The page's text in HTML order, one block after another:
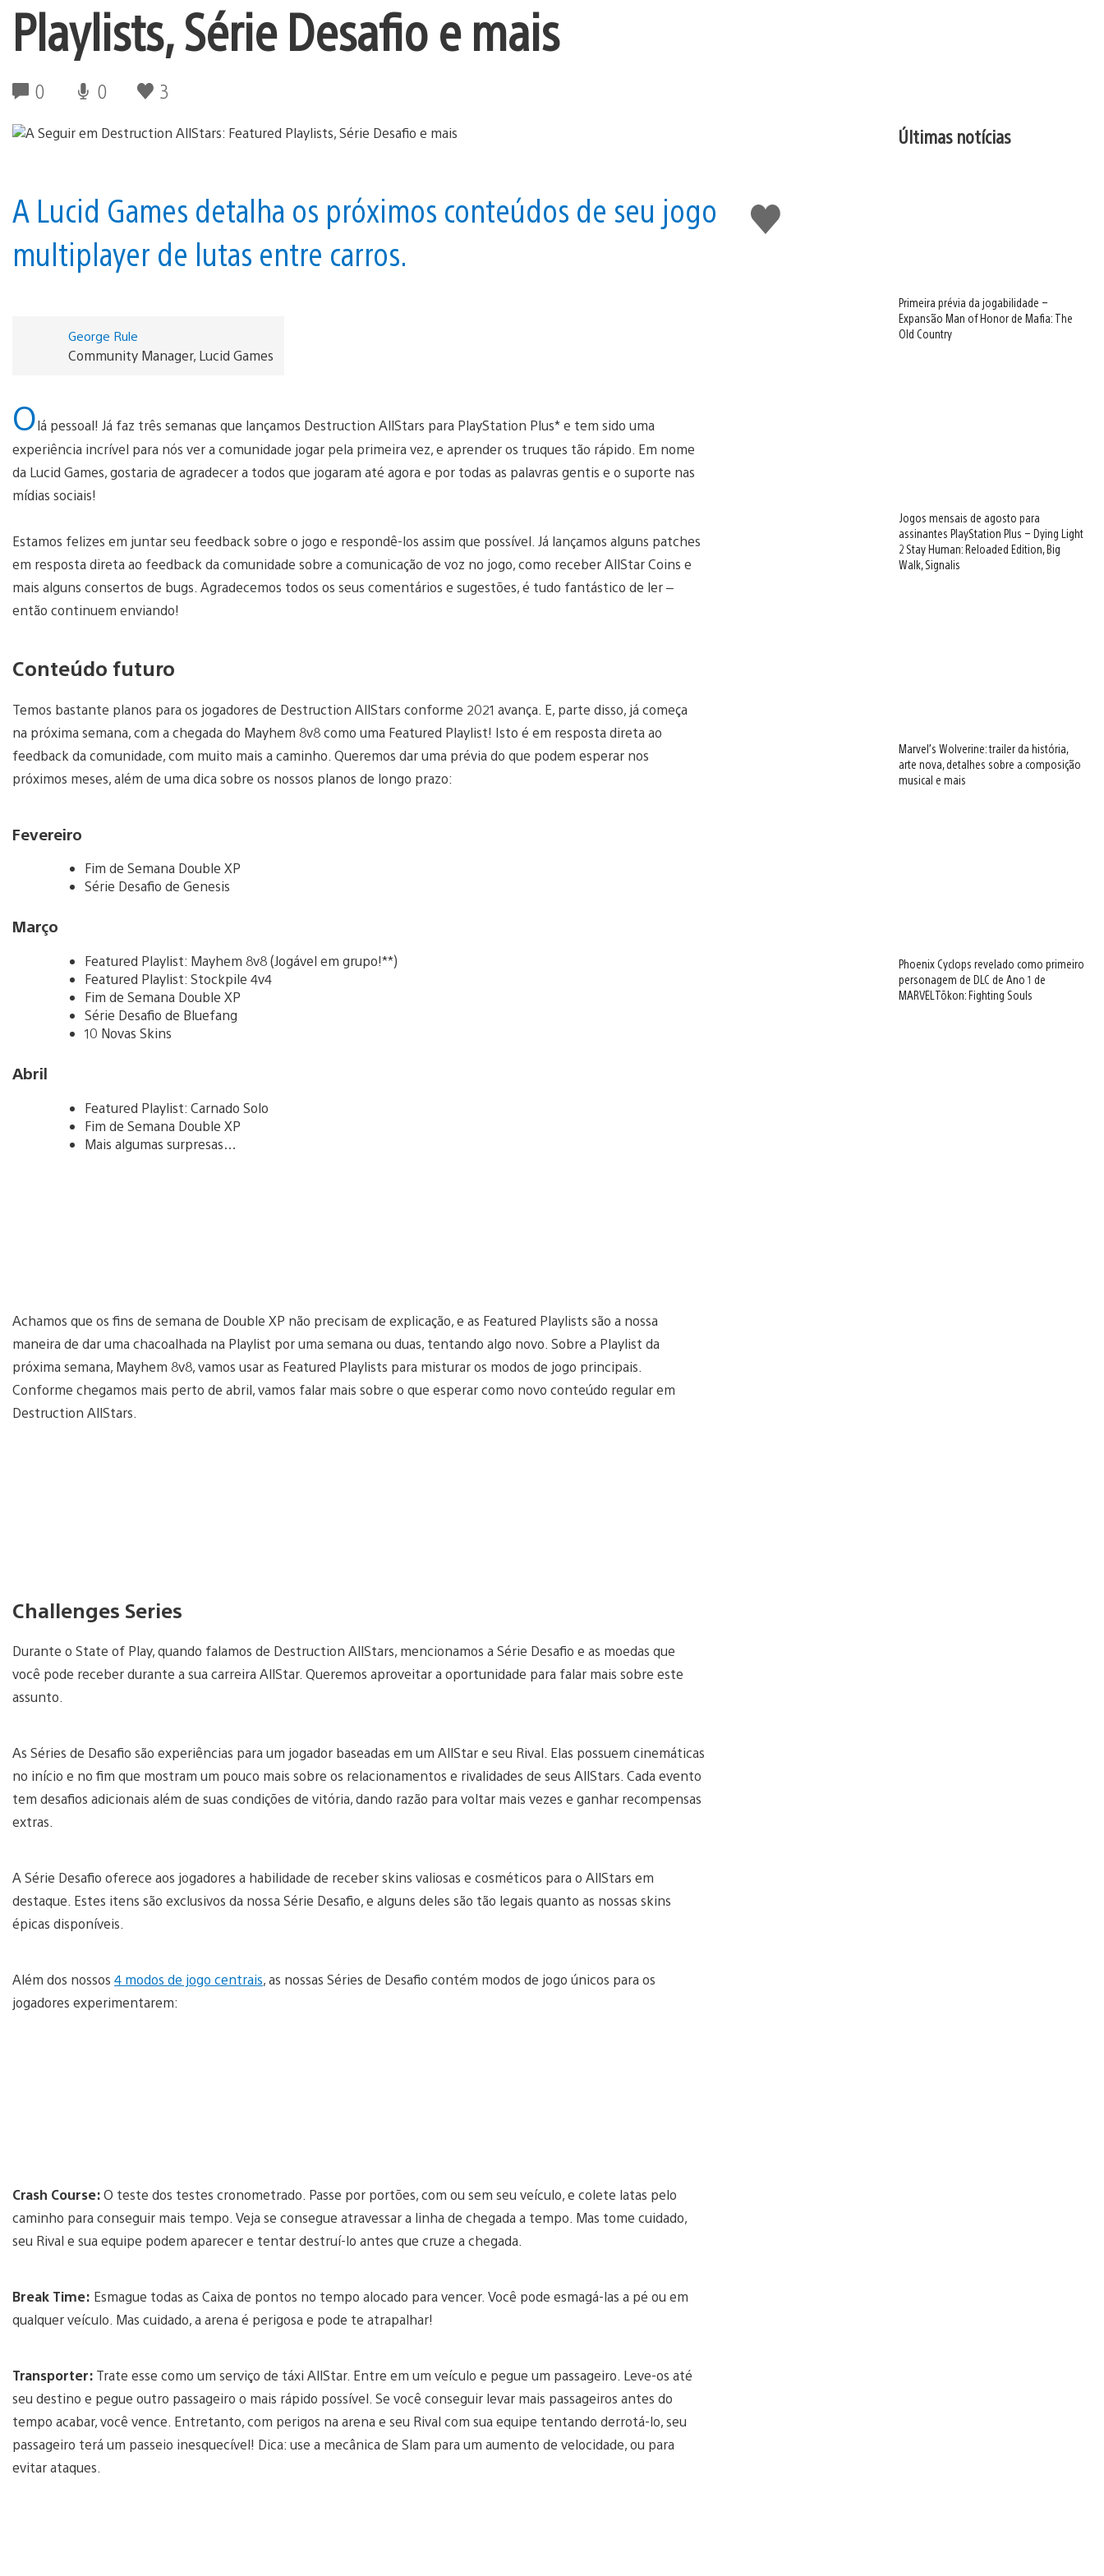
Playlists, Série Desafio e mais
0 0 3
Curtir
A Lucid Games detalha os próximos conteúdos de seu jogo
multiplayer de lutas entre carros.
George Rule
Community Manager, Lucid Games
Olá pessoal! Já faz três semanas que lançamos Destruction AllStars para PlayStation Plus* e tem sido uma
experiência incrível para nós ver a comunidade jogar pela primeira vez, e aprender os truques tão rápido. Em nome
da Lucid Games, gostaria de agradecer a todos que jogaram até agora e por todas as palavras gentis e o suporte nas
mídias sociais!
Estamos felizes em juntar seu feedback sobre o jogo e respondê-los assim que possível. Já lançamos alguns patches
em resposta direta ao feedback da comunidade sobre a comunicação de voz no jogo, como receber AllStar Coins e
mais alguns consertos de bugs. Agradecemos todos os seus comentários e sugestões, é tudo fantástico de ler –
então continuem enviando!
Conteúdo futuro
Temos bastante planos para os jogadores de Destruction AllStars conforme 2021 avança. E, parte disso, já começa
na próxima semana, com a chegada do Mayhem 8v8 como uma Featured Playlist! Isto é em resposta direta ao
feedback da comunidade, com muito mais a caminho. Queremos dar uma prévia do que podem esperar nos
próximos meses, além de uma dica sobre os nossos planos de longo prazo:
Fevereiro
Fim de Semana Double XP
Série Desafio de Genesis
Março
Featured Playlist: Mayhem 8v8 (Jogável em grupo!**)
Featured Playlist: Stockpile 4v4
Fim de Semana Double XP
Série Desafio de Bluefang
10 Novas Skins
Abril
Featured Playlist: Carnado Solo
Fim de Semana Double XP
Mais algumas surpresas…
Achamos que os fins de semana de Double XP não precisam de explicação, e as Featured Playlists são a nossa
maneira de dar uma chacoalhada na Playlist por uma semana ou duas, tentando algo novo. Sobre a Playlist da
próxima semana, Mayhem 8v8, vamos usar as Featured Playlists para misturar os modos de jogo principais.
Conforme chegamos mais perto de abril, vamos falar mais sobre o que esperar como novo conteúdo regular em
Destruction AllStars.
Challenges Series
Durante o State of Play, quando falamos de Destruction AllStars, mencionamos a Série Desafio e as moedas que
você pode receber durante a sua carreira AllStar. Queremos aproveitar a oportunidade para falar mais sobre este
assunto.
As Séries de Desafio são experiências para um jogador baseadas em um AllStar e seu Rival. Elas possuem cinemáticas
no início e no fim que mostram um pouco mais sobre os relacionamentos e rivalidades de seus AllStars. Cada evento
tem desafios adicionais além de suas condições de vitória, dando razão para voltar mais vezes e ganhar recompensas
extras.
A Série Desafio oferece aos jogadores a habilidade de receber skins valiosas e cosméticos para o AllStars em
destaque. Estes itens são exclusivos da nossa Série Desafio, e alguns deles são tão legais quanto as nossas skins
épicas disponíveis.
Além dos nossos 4 modos de jogo centrais, as nossas Séries de Desafio contém modos de jogo únicos para os
jogadores experimentarem:
Crash Course:O teste dos testes cronometrado. Passe por portões, com ou sem seu veículo, e colete latas pelo
caminho para conseguir mais tempo. Veja se consegue atravessar a linha de chegada a tempo. Mas tome cuidado,
seu Rival e sua equipe podem aparecer e tentar destruí-lo antes que cruze a chegada.
Break Time: Esmague todas as Caixa de pontos no tempo alocado para vencer. Você pode esmagá-las a pé ou em
qualquer veículo. Mas cuidado, a arena é perigosa e pode te atrapalhar!
Transporter: Trate esse como um serviço de táxi AllStar. Entre em um veículo e pegue um passageiro. Leve-os até
seu destino e pegue outro passageiro o mais rápido possível. Se você conseguir levar mais passageiros antes do
tempo acabar, você vence. Entretanto, com perigos na arena e seu Rival com sua equipe tentando derrotá-lo, seu
passageiro terá um passeio inesquecível! Dica: use a mecânica de Slam para um aumento de velocidade, ou para
evitar ataques.
Últimas notícias
Primeira prévia da jogabilidade –
Expansão Man of Honor de Mafia: The
Old Country
Jogos mensais de agosto para
assinantes PlayStation Plus – Dying Light
2 Stay Human: Reloaded Edition, Big
Walk, Signalis
Marvel’s Wolverine: trailer da história,
arte nova, detalhes sobre a composição
musical e mais
Phoenix Cyclops revelado como primeiro
personagem de DLC de Ano 1 de
MARVEL Tōkon: Fighting Souls